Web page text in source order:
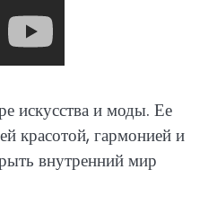
искусства и моды. Ее
красотой, гармонией и
внутренний мир